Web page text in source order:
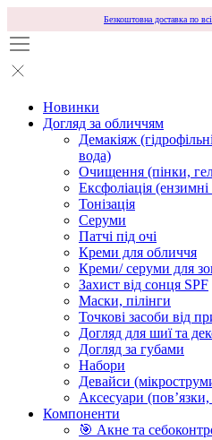
Безкоштовна доставка по
Новинки
Догляд за обличчям
Демакіяж
вода)
Очищення (пінки,
Ексфоліація
Тонізація
Серуми
Патчі під очі
Креми для обличчя
Креми/ серуми для
Захист від сонця SPF
Маски, пілінги
Точкові засоби від
Догляд для шиї та
Догляд за губами
Набори
Девайси
Аксесуари
Компоненти
🎯 Акне та